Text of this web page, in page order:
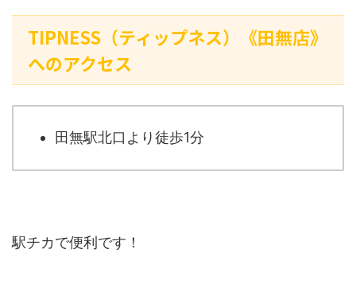
TIPNESS（ティップネス）《田無店》
へのアクセス
田無駅北口より徒歩1分
駅チカで便利です！